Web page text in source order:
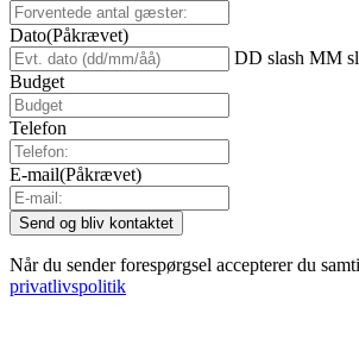
Dato(Påkrævet)
DD slash MM
Budget
Telefon
E-mail(Påkrævet)
Når du sender forespørgsel accepterer du
privatlivspolitik